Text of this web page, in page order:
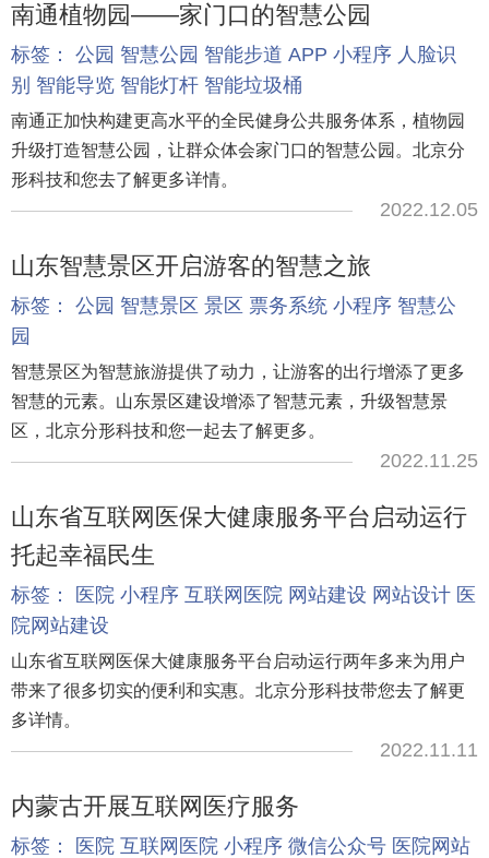
南通植物园——家门口的智慧公园
标签： 公园 智慧公园 智能步道 APP 小程序 人脸识
别 智能导览 智能灯杆 智能垃圾桶
南通正加快构建更高水平的全民健身公共服务体系，植物园
升级打造智慧公园，让群众体会家门口的智慧公园。北京分
形科技和您去了解更多详情。
2022.12.05
山东智慧景区开启游客的智慧之旅
标签： 公园 智慧景区 景区 票务系统 小程序 智慧公
园
智慧景区为智慧旅游提供了动力，让游客的出行增添了更多
智慧的元素。山东景区建设增添了智慧元素，升级智慧景
区，北京分形科技和您一起去了解更多。
2022.11.25
山东省互联网医保大健康服务平台启动运行
托起幸福民生
标签： 医院 小程序 互联网医院 网站建设 网站设计 医
院网站建设
山东省互联网医保大健康服务平台启动运行两年多来为用户
带来了很多切实的便利和实惠。北京分形科技带您去了解更
多详情。
2022.11.11
内蒙古开展互联网医疗服务
标签： 医院 互联网医院 小程序 微信公众号 医院网站